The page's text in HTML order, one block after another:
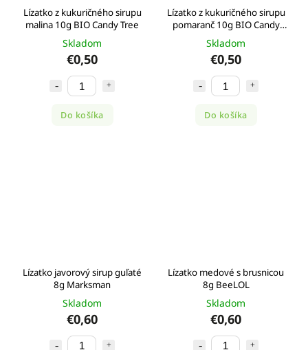
Lízatko z kukuričného sirupu
malina 10g BIO Candy Tree
Skladom
€0,50
Do košíka
Lízatko z kukuričného sirupu
pomaranč 10g BIO Candy
Tree
Skladom
€0,50
Do košíka
Lízatko javorový sirup guľaté
8g Marksman
Skladom
€0,60
Lízatko medové s brusnicou
8g BeeLOL
Skladom
€0,60